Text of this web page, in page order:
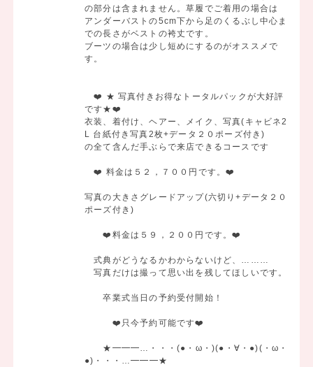
の部分は含まれません。草履でご着用の場合は
アンダーバストの5cm下から足のくるぶし中心ま
での長さがベストの袴丈です。
ブーツの場合は少し短めにするのがオススメで
す。
❤️ ★ 写真付きお得なトータルパックが大好評
です★❤️
衣装、着付け、ヘアー、メイク、写真(キャビネ2
L 台紙付き写真2枚+データ２０ポーズ付き)
の全て含んだ手ぶらで来店できるコースです
❤️ 料金は５２，７００円です。❤️
写真の大きさグレードアップ(六切り+データ２０
ポーズ付き)
❤️料金は５９，２００円です。❤️
式典がどうなるかわからないけど、………
写真だけは撮って思い出を残してほしいです。
卒業式当日の予約受付開始！
❤️只今予約可能です❤️
★━━━…・・・(●・ω・)(●・∀・●)(・ω・
●)・・・…━━━★